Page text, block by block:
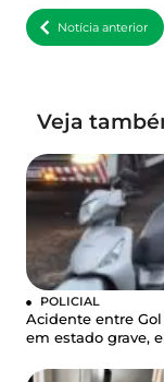
Notícia anterior
Veja
POLICIAL
Acidente entre
em estado grave,